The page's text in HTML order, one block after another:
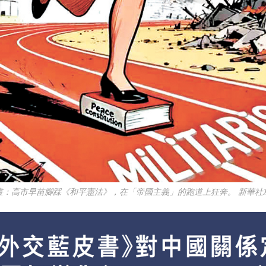
：高市早苗腳踩《和平憲法》，在「帝國主義」的跑道上狂奔。 新華社